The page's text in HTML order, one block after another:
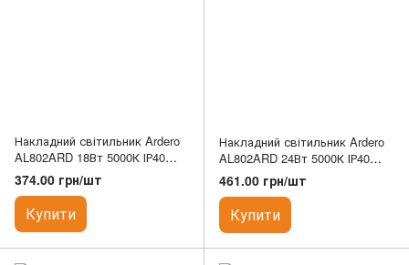
Накладний світильник Ardero
AL802ARD 18Вт 5000К ІР40
білий
374.00 грн/шт
Купити
Накладний світильник Ardero
AL802ARD 24Вт 5000К ІР40
білий
461.00 грн/шт
Купити